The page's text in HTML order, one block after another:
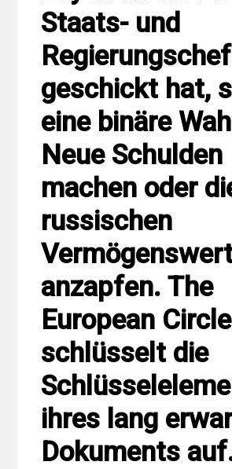
Staats- und
geschickt hat,
eine binäre
Neue Schulden
machen oder
russischen
anzapfen. The
European Circle
schlüsselt die
ihres lang
Dokuments